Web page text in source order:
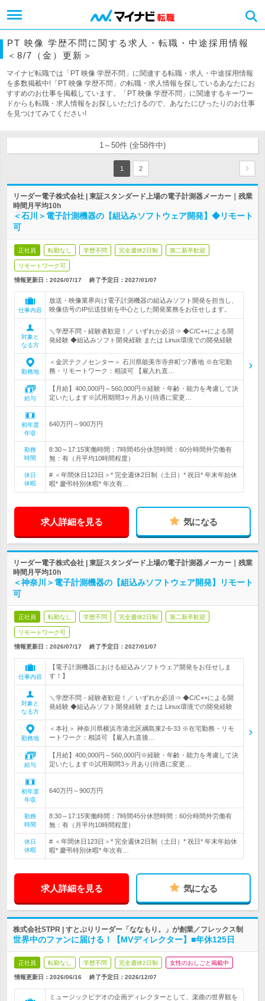
PT 映像 学歴不問に関する求人・転職・中途採用情報
＜8/7（金）更新＞
マイナビ転職では「PT 映像 学歴不問」に関連する転職・求人・中途採用情報
を多数掲載中!「PT 映像 学歴不問」の転職・求人情報を探しているあなたにお
すすめのお仕事を掲載しています。「PT 映像 学歴不問」に関連するキーワー
ドからも転職・求人情報をお探しいただけるので、あなたにぴったりのお仕事
を見つけてみてください!
1～50件 (全58件中)
1 2
リーダー電子株式会社 | 東証スタンダード上場の電子計測器メーカー｜残業
時間月平均10h
＜石川＞電子計測機器の【組込みソフトウェア開発】◆リモート
可
正社員 転勤なし 学歴不問 完全週休2日制 第二新卒歓迎
リモートワーク可
情報更新日：2026/07/17 終了予定日： 2027/01/07
仕事内容
放送・映像業界向け電子計測機器の組込みソフト開発を担当し、
映像信号のIP伝送技術を中心とした開発業務をお任せします。
対象と
なる方
＼学歴不問・経験者歓迎！／ いずれか必須⇒ ◆C/C++による開
発経験 ◆組込みソフト開発経験 または Linux環境での開発経験
勤務地
＜金沢テクノセンター＞ 石川県能美市寺井町ツ7番地 ※在宅勤
務・リモートワーク：相談可 【雇入れ直…
給与
【月給】400,000円～560,000円※経験・年齢・能力を考慮して決
定いたします※試用期間3ヶ月あり(待遇に変更…
初年度
年収
640万円～900万円
勤務
時間
8:30～17:15実働時間：7時間45分休憩時間：60分時間外労働有
無：有（月平均10時間程度）
休日
休暇
# ＜年間休日123日＞* 完全週休2日制（土日）* 祝日* 年末年始休
暇* 慶弔特別休暇* 年次有…
求人詳細を見る 気になる
リーダー電子株式会社 | 東証スタンダード上場の電子計測器メーカー｜残業
時間月平均10h
＜神奈川＞電子計測機器の【組込みソフトウェア開発】リモート
可
正社員 転勤なし 学歴不問 完全週休2日制 第二新卒歓迎
リモートワーク可
情報更新日：2026/07/17 終了予定日： 2027/01/07
仕事内容
【電子計測機器における組込みソフトウェア開発をお任せしま
す！】
対象と
なる方
＼学歴不問・経験者歓迎！／ いずれか必須⇒ ◆C/C++による開
発経験 ◆組込みソフト開発経験 または Linux環境での開発経験
勤務地
＜本社＞ 神奈川県横浜市港北区綱島東2-6-33 ※在宅勤務・リモ
ートワーク：相談可 【雇入れ直後…
給与
【月給】400,000円～560,000円※経験・年齢・能力を考慮して決
定いたします※試用期間3ヶ月あり(待遇に変更…
初年度
年収
640万円～900万円
勤務
時間
8:30～17:15実働時間：7時間45分休憩時間：60分時間外労働有
無：有（月平均10時間程度）
休日
休暇
# ＜年間休日123日＞* 完全週休2日制（土日）* 祝日* 年末年始休
暇* 慶弔特別休暇* 年次有…
求人詳細を見る 気になる
株式会社STPR | すとぷりリーダー「ななもり。」が創業／フレックス制
世界中のファンに届ける！【MVディレクター】■年休125日
正社員 転勤なし 学歴不問 完全週休2日制 女性のおしごと掲載中
情報更新日：2026/06/16 終了予定日： 2026/12/07
ミュージックビデオの企画ディレクターとして、楽曲の世界観を